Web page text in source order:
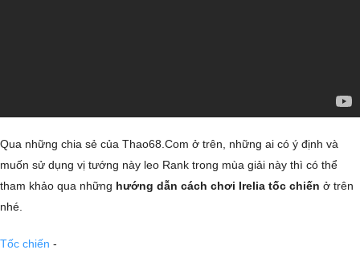
Qua những chia sẻ của Thao68.Com ở trên, những ai có ý định và
muốn sử dụng vị tướng này leo Rank trong mùa giải này thì có thể
tham khảo qua những hướng dẫn cách chơi Irelia tốc chiến ở trên
nhé.
Tốc chiến -